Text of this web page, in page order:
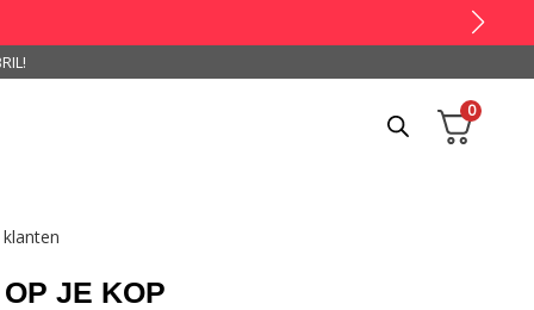
0
JE KOP